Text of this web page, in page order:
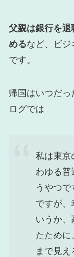
父親は銀行を
めるなど、ビジ
です。
帰国はいつだ
ログでは
私は東京
わゆる普
うやつ
ですが、
いうか、
たために
まで見え